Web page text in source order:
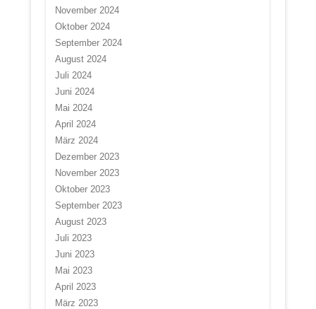
November 2024
Oktober 2024
September 2024
August 2024
Juli 2024
Juni 2024
Mai 2024
April 2024
März 2024
Dezember 2023
November 2023
Oktober 2023
September 2023
August 2023
Juli 2023
Juni 2023
Mai 2023
April 2023
März 2023